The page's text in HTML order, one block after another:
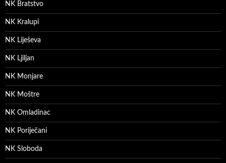
NK Bratstvo
NK Kralupi
NK Liješeva
NK Ljiljan
NK Monjare
NK Moštre
NK Omladinac
NK Poriječani
NK Sloboda